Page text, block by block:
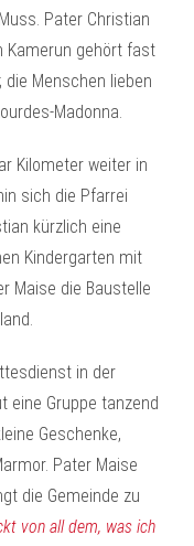
Pater Christian
Kamerun gehört fast
Menschen lieben
Madonna.
Kilometer weiter in
sich die Pfarrei
kürzlich eine
Kindergarten mit
Maise die Baustelle
in der
eine Gruppe tanzend
Geschenke,
Pater Maise
die Gemeinde zu
von all dem, was ich